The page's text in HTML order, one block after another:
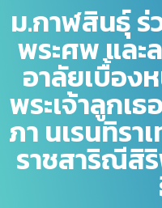
ม.กาฬสินธุ์
พระศพ และ
อาลัยเบื้อง
พระเจ้าลูกเ
ภา นเรนทิร
ราชสาริณีสิ